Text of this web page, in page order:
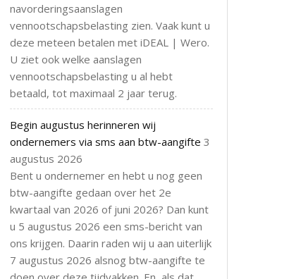
navorderingsaanslagen
vennootschapsbelasting zien. Vaak kunt u
deze meteen betalen met iDEAL | Wero.
U ziet ook welke aanslagen
vennootschapsbelasting u al hebt
betaald, tot maximaal 2 jaar terug.
Begin augustus herinneren wij
ondernemers via sms aan btw-aangifte 3
augustus 2026
Bent u ondernemer en hebt u nog geen
btw-aangifte gedaan over het 2e
kwartaal van 2026 of juni 2026? Dan kunt
u 5 augustus 2026 een sms-bericht van
ons krijgen. Daarin raden wij u aan uiterlijk
7 augustus 2026 alsnog btw-aangifte te